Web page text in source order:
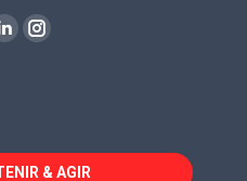
La
dans
La
dans
& AGIR